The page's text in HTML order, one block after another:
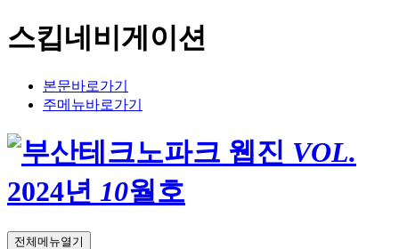
스킵네비게이션
본문바로가기
주메뉴바로가기
VOL.
2024년 10월호
전체메뉴열기